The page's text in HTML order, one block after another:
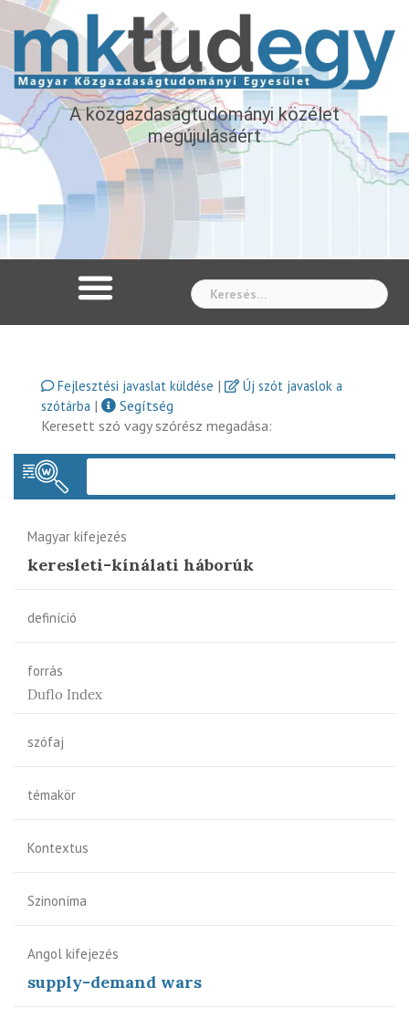
A közgazdaságtudományi közélet
megújulásáért
Fejlesztési javaslat küldése |
Új szót javaslok a
szótárba |
Segítség
Keresett szó vagy szórész megadása:
Magyar kifejezés
keresleti-kínálati háborúk
definíció
forrás
Duflo Index
szófaj
témakör
Kontextus
Szinoníma
Angol kifejezés
supply-demand wars